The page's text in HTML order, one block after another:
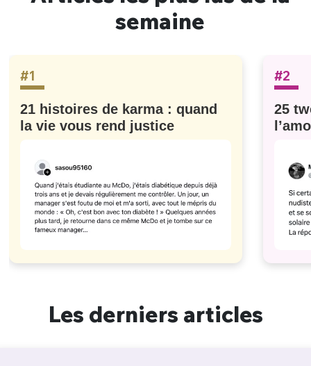
semaine
#1
21 histoires de karma : quand
la vie vous rend justice
#2
25
Les derniers articles